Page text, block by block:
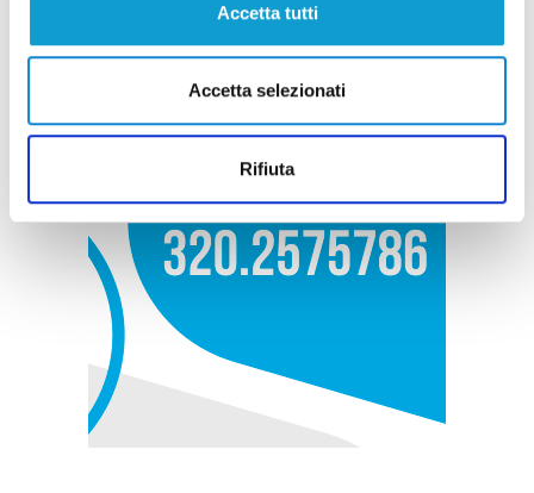
Accetta tutti
Accetta selezionati
Rifiuta